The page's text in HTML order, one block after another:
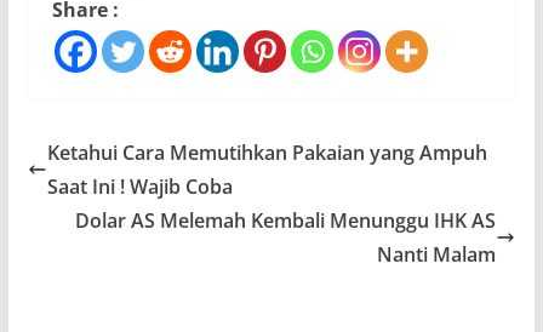
Share :
Ketahui Cara Memutihkan Pakaian yang Ampuh
Saat Ini ! Wajib Coba
Dolar AS Melemah Kembali Menunggu IHK AS
Nanti Malam